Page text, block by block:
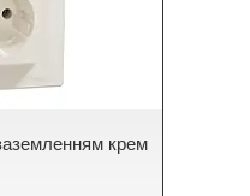
крем